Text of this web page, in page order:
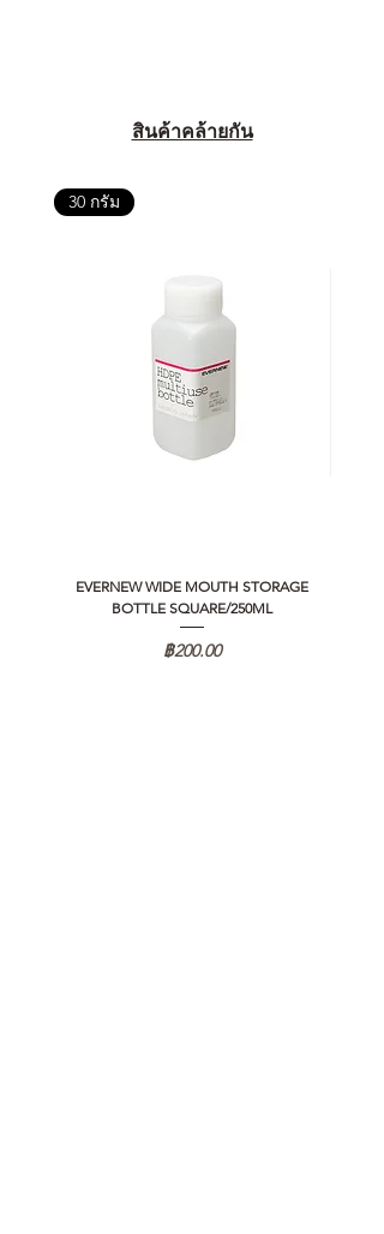
สินค้าคล้ายกัน
30 กรัม
EVERNEW WIDE MOUTH STORAGE
BOTTLE SQUARE/250ML
ราคา
฿200.00